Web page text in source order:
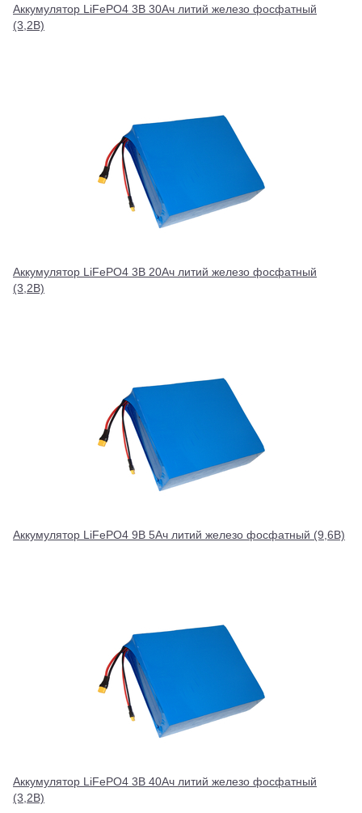
Аккумулятор LiFePO4 3В 30Ач литий железо фосфатный
(3,2В)
Аккумулятор LiFePO4 3В 20Ач литий железо фосфатный
(3,2В)
Аккумулятор LiFePO4 9В 5Ач литий железо фосфатный (9,6В)
Аккумулятор LiFePO4 3В 40Ач литий железо фосфатный
(3,2В)